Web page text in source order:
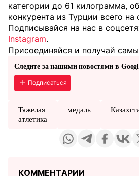
категории до 61 килограмма,
конкурента из Турции всего
Подписывайся на нас в
Instagram.
Присоединяйся и получай
Следите за нашими новостями в
Подписаться
Тяжелая
атлетика
медаль
КОММЕНТАРИИ